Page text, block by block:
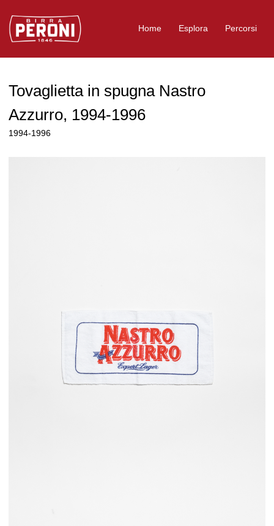
Logo Birra Peroni
Home Esplora Percorsi
Tovaglietta in spugna Nastro
Azzurro, 1994-1996
1994-1996